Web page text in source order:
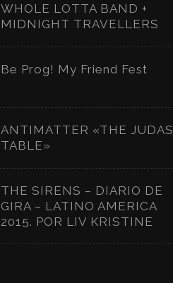
WHOLE LOTTA BAND +
MIDNIGHT TRAVELLERS
Be Prog! My Friend Fest
ANTIMATTER «THE JUDAS
TABLE»
THE SIRENS – DIARIO DE
GIRA – LATINO AMERICA
2015. POR LIV KRISTINE